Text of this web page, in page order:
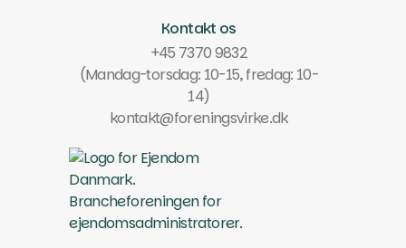
Kontakt os
+45 7370 9832
(Mandag-torsdag: 10-15, fredag: 10-
14)
kontakt@foreningsvirke.dk